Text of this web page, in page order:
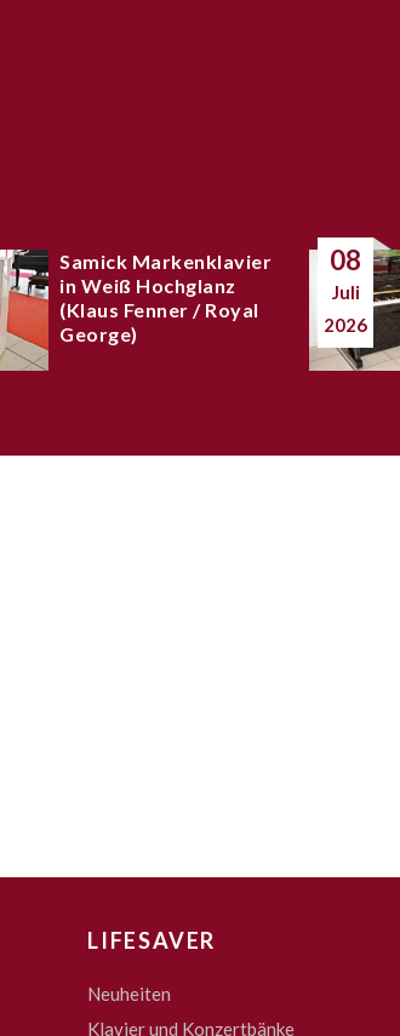
Samick Markenklavier
in Weiß Hochglanz
(Klaus Fenner / Royal
George)
08
Juli
2026
LIFESAVER
Neuheiten
Klavier und Konzertbänke